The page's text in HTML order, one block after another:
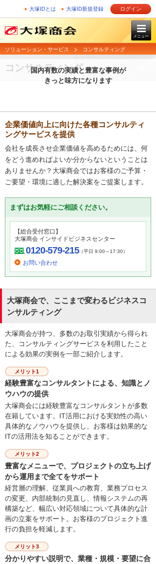
大塚IDとは 大塚ID新規登録 ログイン
メニュー
ソリューション・サービス コンサルティング
コンサルティング
国内有数の実績と豊富な事例が
きっと味方になります
企業価値向上に向けた各種コンサルティ
ングサービスを提供
会社を成長させ企業価値を高めるためには、何
をどう進めればよいか分からないということは
ありませんか？大塚商会ではお客様のご予算・
ご要望・環境に適した解決案をご提案します。
まずはお気軽にご相談ください。
【総合受付窓口】
大塚商会 インサイドビジネスセンター
0120-579-215（平日 9:00～17:30）
お問い合わせ
大塚商会で、ここまで変わるビジネスコ
ンサルティング
大塚商会が持つ、多数のお取引実績から得られ
た、コンサルティングサービスを利用したこと
による効果の実例を一部ご紹介します。
メリット1
経験豊富なコンサルタントによる、知識とノ
ウハウの提供
大塚商会には経験豊富なコンサルタントが多数
在籍しています。IT活用における実効性の高い
具体的なノウハウを提供し、お客様は効果的な
ITの活用法を知ることができます。
メリット2
豊富なメニューで、プロジェクトの立ち上げ
から運用まで全てをサポート
経営層の理解、従業員への教育、業務プロセス
の変更、内部統制の見直し、情報システムの再
構築など、幅広い対応領域について具体的な計
画の立案をサポート。お客様のプロジェクト進
行の負担を軽減します。
メリット3
分かりやすい説明で、業種・規模・要望に合